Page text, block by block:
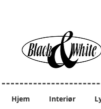
Hjem Interiør